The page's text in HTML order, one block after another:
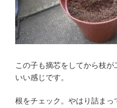
この子も摘芯をしてから枝が
いい感じです。
根をチェック。やはり詰ま